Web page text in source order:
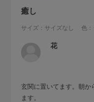
癒し
サイズ：サイズなし 色
花
玄関に置いてます。朝か
ます。